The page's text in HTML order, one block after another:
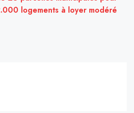
logements à loyer modéré